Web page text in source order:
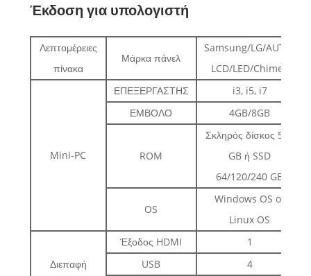
Έκδοση για υπολογιστή
Λεπτομέρειες
πίνακα
Μάρκα πάνελ
Samsung/LG/AUTO/
LCD/LED/Chimee
Mini-PC
ΕΠΕΞΕΡΓΑΣΤΗΣ
i3, i5, i7
ΕΜΒΟΛΟ
4GB/8GB
ROM
Σκληρός δίσκος 500
GB ή SSD
64/120/240 GB
OS
Windows OS or
Linux OS
Διεπαφή
Έξοδος HDMI
1
USB
4